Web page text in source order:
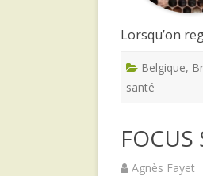
Lorsqu’on
Belgique,
santé
Agnès Fayet